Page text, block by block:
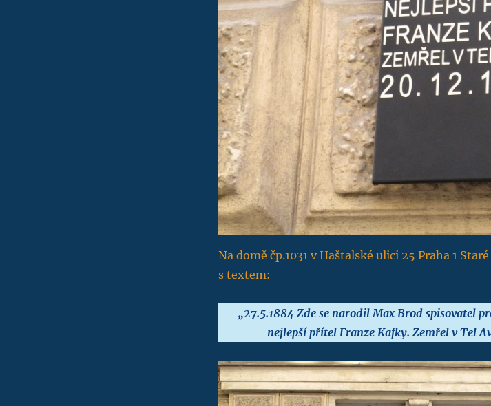
Na domě čp.1031 v Haštalské ulici 25 Praha 1
s textem:
„27.5.1884 Zde se narodil Max Brod spisovatel
nejlepší přítel Franze Kafky. Zemřel v Tel